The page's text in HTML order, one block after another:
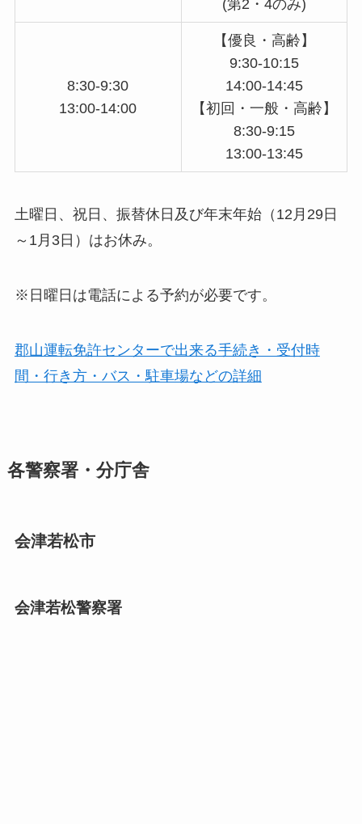
(第2・4のみ)
8:30-9:30
13:00-14:00
【優良・高齢】
9:30-10:15
14:00-14:45
【初回・一般・高齢】
8:30-9:15
13:00-13:45
土曜日、祝日、振替休日及び年末年始（12月29日
～1月3日）はお休み。
※日曜日は電話による予約が必要です。
郡山運転免許センターで出来る手続き・受付時
間・行き方・バス・駐車場などの詳細
各警察署・分庁舎
会津若松市
会津若松警察署